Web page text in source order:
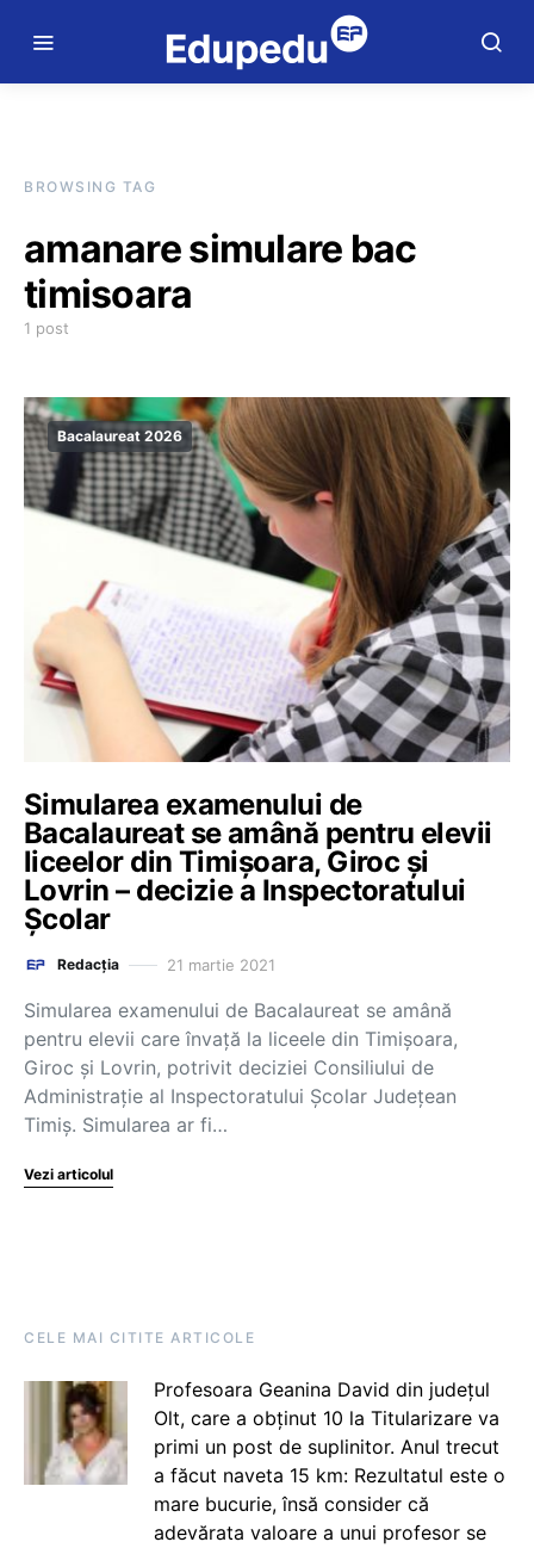
BROWSING TAG
amanare simulare bac
timisoara
1 post
Bacalaureat 2026
Simularea examenului de
Bacalaureat se amână pentru elevii
liceelor din Timișoara, Giroc și
Lovrin – decizie a Inspectoratului
Școlar
Redacția 21 martie 2021
Simularea examenului de Bacalaureat se amână
pentru elevii care învață la liceele din Timișoara,
Giroc și Lovrin, potrivit deciziei Consiliului de
Administrație al Inspectoratului Școlar Județean
Timiș. Simularea ar fi…
Vezi articolul
CELE MAI CITITE ARTICOLE
Profesoara Geanina David din județul
Olt, care a obținut 10 la Titularizare va
primi un post de suplinitor. Anul trecut
a făcut naveta 15 km: Rezultatul este o
mare bucurie, însă consider că
adevărata valoare a unui profesor se